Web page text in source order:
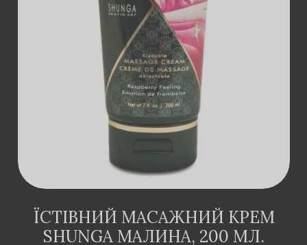
КОШИК
ЇСТІВНИЙ МАСАЖНИЙ КРЕМ
SHUNGA МАЛИНА, 200 МЛ.